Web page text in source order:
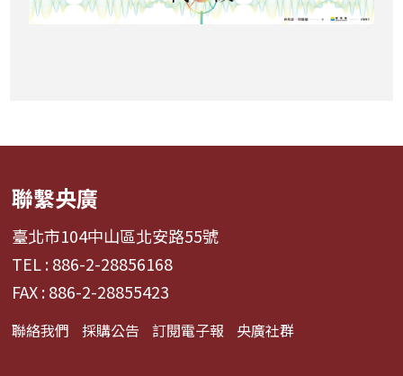
聯繫央廣
臺北市104中山區北安路55號
TEL : 886-2-28856168
FAX : 886-2-28855423
聯絡我們 採購公告 訂閱電子報 央廣社群